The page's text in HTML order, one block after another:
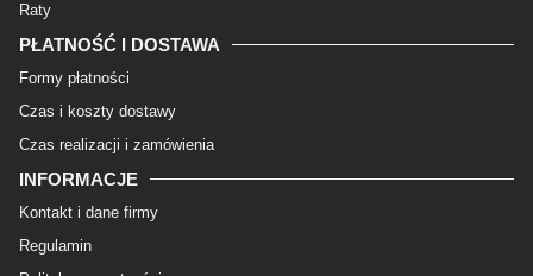
Raty
PŁATNOŚĆ I DOSTAWA
Formy płatności
Czas i koszty dostawy
Czas realizacji i zamówienia
INFORMACJE
Kontakt i dane firmy
Regulamin